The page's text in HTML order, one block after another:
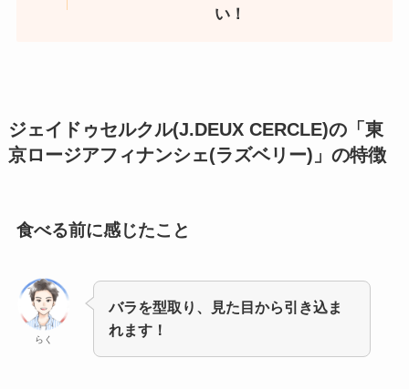
い！
ジェイドゥセルクル(J.DEUX CERCLE)の「東
京ロージアフィナンシェ(ラズベリー)」の特徴
食べる前に感じたこと
らく
バラを型取り、見た目から引き込ま
れます！